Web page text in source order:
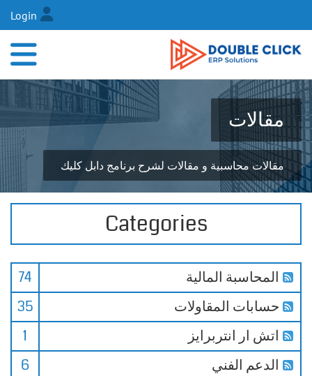
Login
مقالات
مقالات محاسبية و مقالات لشرح برنامج دابل كليك
Categories
المحاسبة المالية
74
حسابات المقاولات
35
اتش ار انتربرايز
1
الدعم الفني
6